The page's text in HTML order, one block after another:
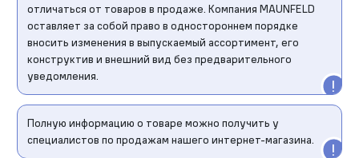
отличаться от товаров в продаже. Компания MAUNFELD
оставляет за собой право в одностороннем порядке
вносить изменения в выпускаемый ассортимент, его
конструктив и внешний вид без предварительного
уведомления.
Полную информацию о товаре можно получить у
специалистов по продажам нашего интернет-магазина.